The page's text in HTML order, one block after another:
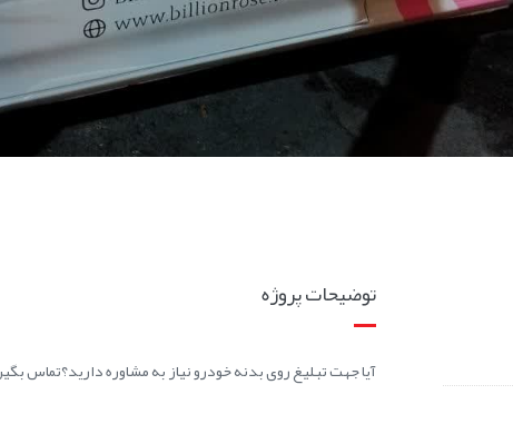
توضیحات پروژه
آیا جهت تبلیغ روی بدنه خودرو نیاز به مشاوره دارید؟تماس بگیرید